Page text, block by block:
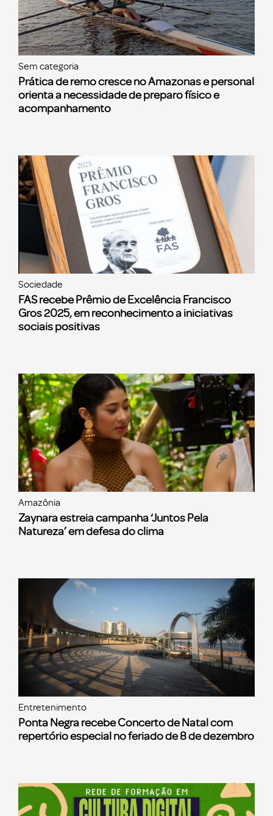
Sem categoria
Prática de remo cresce no Amazonas e personal
orienta a necessidade de preparo físico e
acompanhamento
Sociedade
FAS recebe Prêmio de Excelência Francisco
Gros 2025, em reconhecimento a iniciativas
sociais positivas
Amazônia
Zaynara estreia campanha ‘Juntos Pela
Natureza’ em defesa do clima
Entretenimento
Ponta Negra recebe Concerto de Natal com
repertório especial no feriado de 8 de dezembro